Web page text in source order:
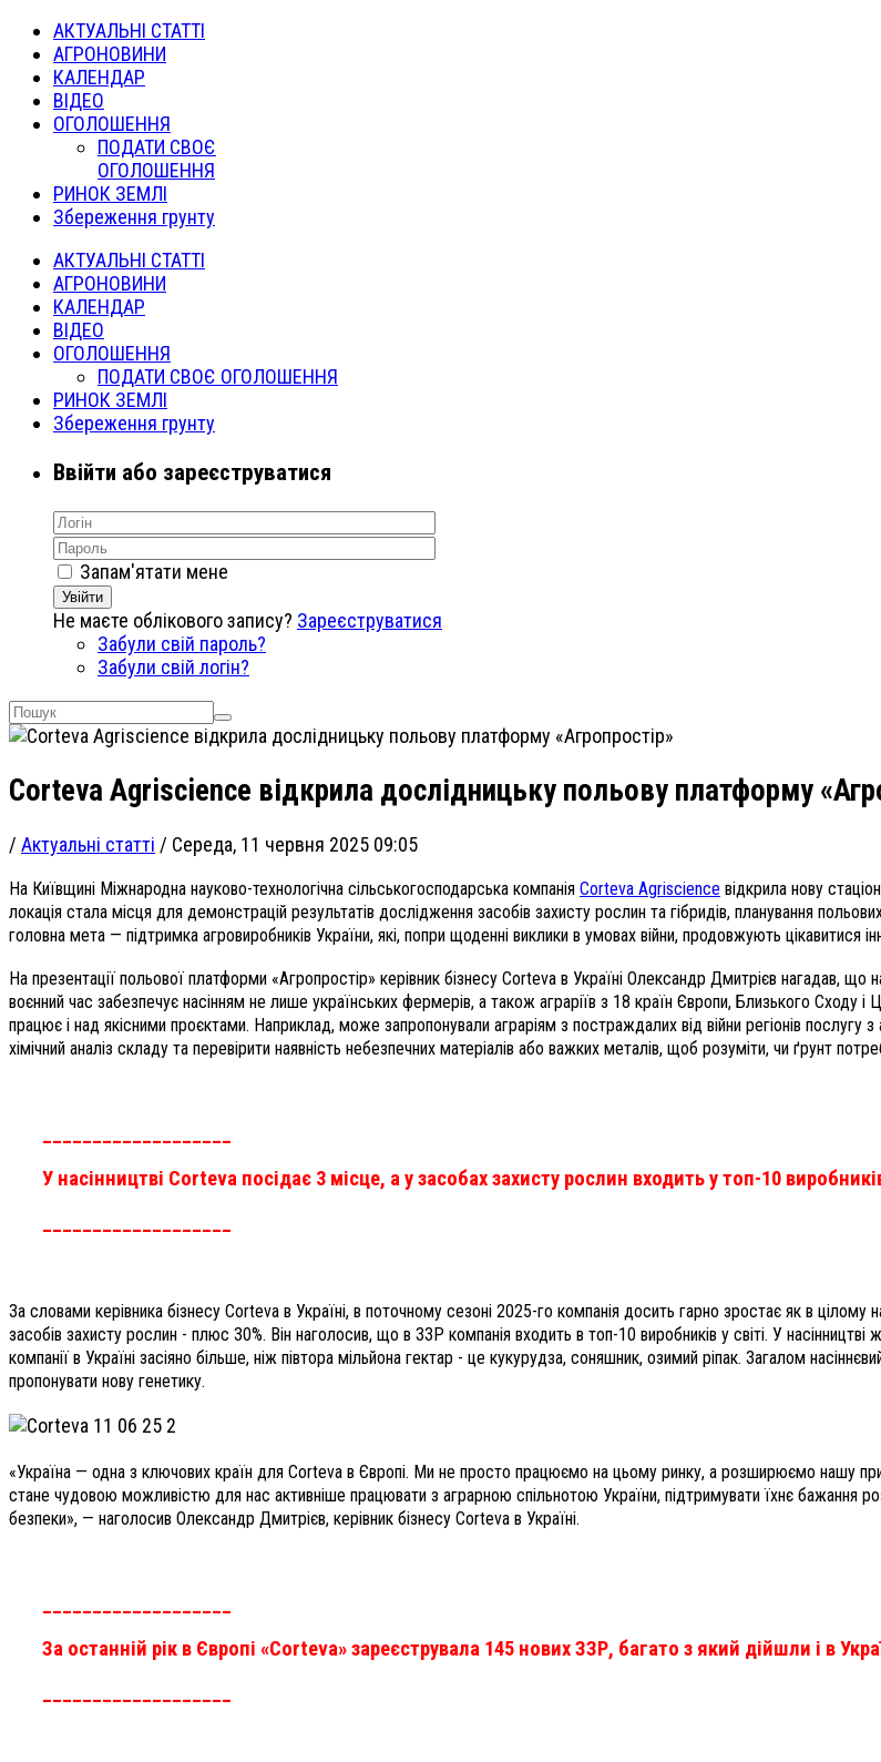
АКТУАЛЬНІ СТАТТІ
АГРОНОВИНИ
КАЛЕНДАР
ВІДЕО
ОГОЛОШЕННЯ
ПОДАТИ СВОЄ
ОГОЛОШЕННЯ
РИНОК ЗЕМЛІ
Збереження грунту
АКТУАЛЬНІ СТАТТІ
АГРОНОВИНИ
КАЛЕНДАР
ВІДЕО
ОГОЛОШЕННЯ
ПОДАТИ СВОЄ ОГОЛОШЕННЯ
РИНОК ЗЕМЛІ
Збереження грунту
Ввійти або зареєструватися
Запам'ятати мене
Увійти
Не маєте облікового запису? Зареєструватися
Забули свій пароль?
Забули свій логін?
Corteva Agriscience відкрила дослідницьку польову платформу
/ Актуальні статті / Середа, 11 червня 2025 09:05
На Київщині Міжнародна науково-технологічна сільськогосподарська компанія Corteva Agriscience відкрила нову
локація стала місця для демонстрацій результатів дослідження засобів захисту рослин та гібридів, планування
головна мета — підтримка агровиробників України, які, попри щоденні виклики в умовах війни, продовжують цікавитися
На презентації польової платформи «Агропростір» керівник бізнесу Corteva в Україні Олександр Дмитрієв нагадав, що
воєнний час забезпечує насінням не лише українських фермерів, а також аграріїв з 18 країн Європи, Близького Сходу
працює і над якісними проєктами. Наприклад, може запропонували аграріям з постраждалих від війни регіонів послугу з
хімічний аналіз складу та перевірити наявність небезпечних матеріалів або важких металів, щоб розуміти, чи ґрунт
___________________
У насінництві Corteva посідає 3 місце, а у засобах захисту рослин входить у топ-10
___________________
За словами керівника бізнесу Corteva в Україні, в поточному сезоні 2025-го компанія досить гарно зростає як в цілому
засобів захисту рослин - плюс 30%. Він наголосив, що в ЗЗР компанія входить в топ-10 виробників у світі. У
компанії в Україні засіяно більше, ніж півтора мільйона гектар - це кукурудза, соняшник, озимий ріпак. Загалом
пропонувати нову генетику.
«Україна — одна з ключових країн для Corteva в Європі. Ми не просто працюємо на цьому ринку, а розширюємо нашу
стане чудовою можливістю для нас активніше працювати з аграрною спільнотою України, підтримувати їхнє бажання
безпеки», — наголосив Олександр Дмитрієв, керівник бізнесу Corteva в Україні.
___________________
За останній рік в Європі «Corteva» зареєструвала 145 нових ЗЗР, багато з який дійшли і в
___________________